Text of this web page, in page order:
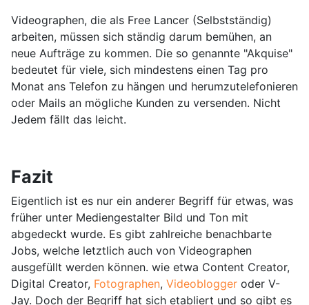
Videographen, die als Free Lancer (Selbstständig)
arbeiten, müssen sich ständig darum bemühen, an
neue Aufträge zu kommen. Die so genannte "Akquise"
bedeutet für viele, sich mindestens einen Tag pro
Monat ans Telefon zu hängen und herumzutelefonieren
oder Mails an mögliche Kunden zu versenden. Nicht
Jedem fällt das leicht.
Fazit
Eigentlich ist es nur ein anderer Begriff für etwas, was
früher unter Mediengestalter Bild und Ton mit
abgedeckt wurde. Es gibt zahlreiche benachbarte
Jobs, welche letztlich auch von Videographen
ausgefüllt werden können. wie etwa Content Creator,
Digital Creator, Fotographen, Videoblogger oder V-
Jay. Doch der Begriff hat sich etabliert und so gibt es